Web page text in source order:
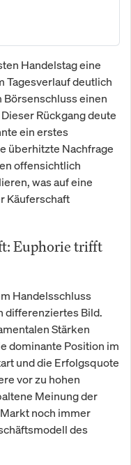
Handelstag eine
Tagesverlauf deutlich
einen
Rückgang deute
ein erstes
überhitzte Nachfrage
offensichtlich
was auf eine
Käuferschaft
Euphorie trifft
Handelsschluss
differenziertes Bild.
Stärken
dominante Position im
und die Erfolgsquote
vor zu hohen
Meinung der
noch immer
des